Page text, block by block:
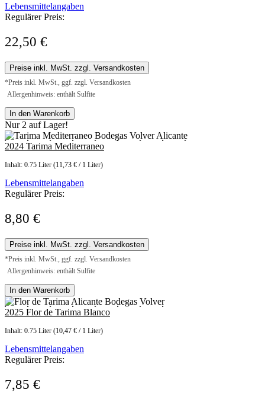
Lebensmittelangaben
Regulärer Preis:
22,50 €
Preise inkl. MwSt. zzgl. Versandkosten
*Preis inkl. MwSt., ggf. zzgl. Versandkosten
Allergenhinweis: enthält Sulfite
In den Warenkorb
Nur 2 auf Lager!
2024 Tarima Mediterraneo
Inhalt: 0.75 Liter (11,73 € / 1 Liter)
Lebensmittelangaben
Regulärer Preis:
8,80 €
Preise inkl. MwSt. zzgl. Versandkosten
*Preis inkl. MwSt., ggf. zzgl. Versandkosten
Allergenhinweis: enthält Sulfite
In den Warenkorb
2025 Flor de Tarima Blanco
Inhalt: 0.75 Liter (10,47 € / 1 Liter)
Lebensmittelangaben
Regulärer Preis:
7,85 €